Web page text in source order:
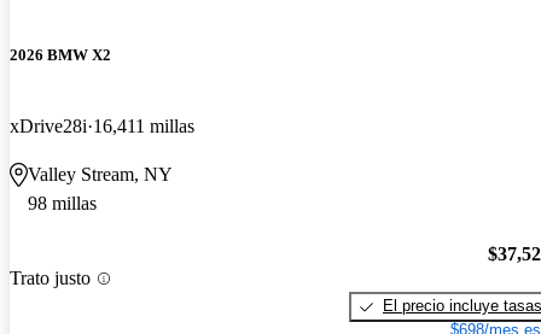
2026 BMW X2
xDrive28i 16,411 millas
Valley Stream, NY
98 millas
Trato justo
El precio incluye tasas
$698/mes